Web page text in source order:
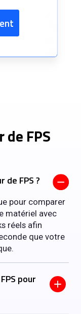
de FPS
de FPS ?
pour comparer
matériel avec
réels afin
que votre
pour